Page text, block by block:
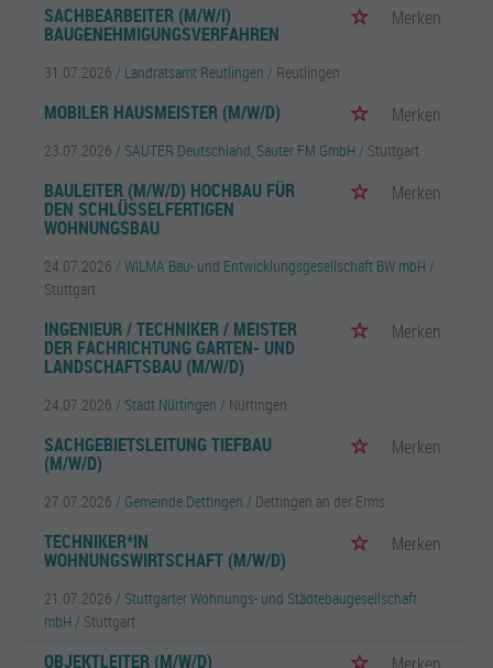
SACHBEARBEITER (M/W/I)
BAUGENEHMIGUNGSVERFAHREN
Merken
31.07.2026 / Landratsamt Reutlingen / Reutlingen
MOBILER HAUSMEISTER (M/W/D) Merken
23.07.2026 / SAUTER Deutschland, Sauter FM GmbH / Stuttgart
BAULEITER (M/W/D) HOCHBAU FÜR
DEN SCHLÜSSELFERTIGEN
WOHNUNGSBAU
Merken
24.07.2026 / WILMA Bau- und Entwicklungsgesellschaft BW mbH /
Stuttgart
INGENIEUR / TECHNIKER / MEISTER
DER FACHRICHTUNG GARTEN- UND
LANDSCHAFTSBAU (M/W/D)
Merken
24.07.2026 / Stadt Nürtingen / Nürtingen
SACHGEBIETSLEITUNG TIEFBAU
(M/W/D)
Merken
27.07.2026 / Gemeinde Dettingen / Dettingen an der Erms
TECHNIKER*IN
WOHNUNGSWIRTSCHAFT (M/W/D)
Merken
21.07.2026 / Stuttgarter Wohnungs- und Städtebaugesellschaft
mbH / Stuttgart
OBJEKTLEITER (M/W/D)